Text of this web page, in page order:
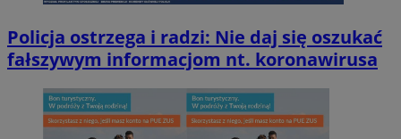
Policja ostrzega i radzi: Nie daj się oszukać
fałszywym informacjom nt. koronawirusa